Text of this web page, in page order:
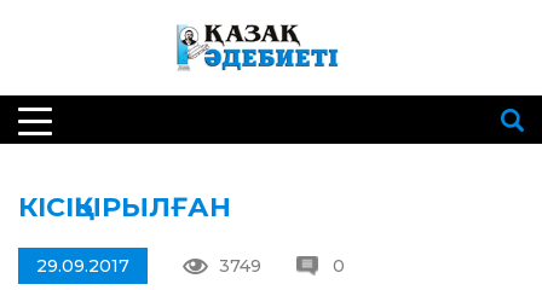
КІСІҚЫРЫЛҒАН
29.09.2017 3749 0